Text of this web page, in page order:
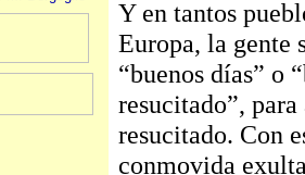
Y en tantos
Europa, la gente
“buenos días” o
resucitado”,
resucitado. Con
conmovida